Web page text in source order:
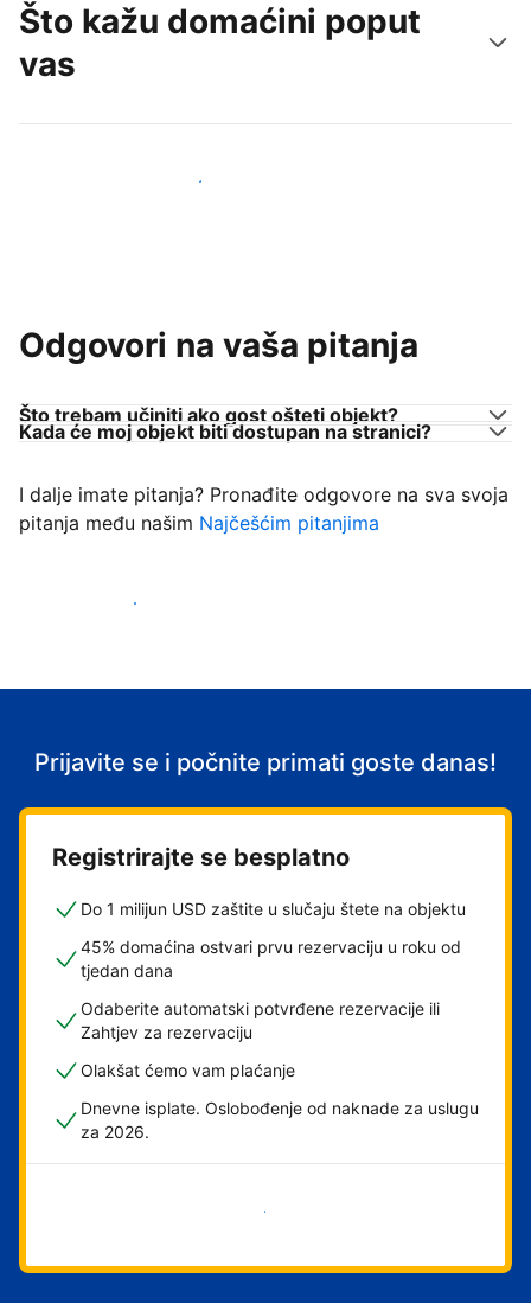
Što kažu domaćini poput
vas
Pridružite se domaćinima poput vas
Odgovori na vaša pitanja
Što trebam učiniti ako gost ošteti objekt?
Kada će moj objekt biti dostupan na stranici?
I dalje imate pitanja? Pronađite odgovore na sva svoja
pitanja među našim Najčešćim pitanjima
Počnite primati goste
Prijavite se i počnite primati goste danas!
Registrirajte se besplatno
Do 1 milijun USD zaštite u slučaju štete na objektu
45% domaćina ostvari prvu rezervaciju u roku od
tjedan dana
Odaberite automatski potvrđene rezervacije ili
Zahtjev za rezervaciju
Olakšat ćemo vam plaćanje
Dnevne isplate. Oslobođenje od naknade za uslugu
za 2026.
Započni odmah